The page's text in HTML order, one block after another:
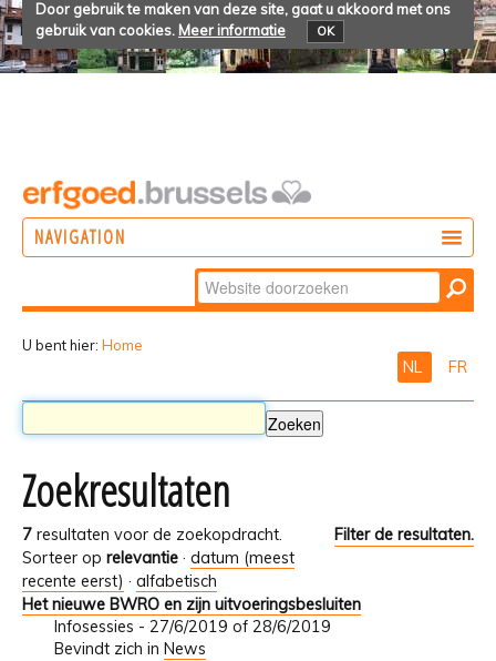
Door gebruik te maken van deze site, gaat u akkoord met ons
gebruik van cookies. Meer informatie OK
NAVIGATION
Zoek
Geavanceerd
U bent hier: Home
NL FR
Zoekresultaten
7 resultaten voor de zoekopdracht.
Filter de resultaten.
Sorteer op relevantie · datum (meest
recente eerst) · alfabetisch
Het nieuwe BWRO en zijn uitvoeringsbesluiten
Infosessies - 27/6/2019 of 28/6/2019
Bevindt zich in News